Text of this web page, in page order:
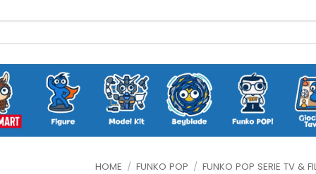
HOME / FUNKO POP / FUNKO POP SERIE TV &